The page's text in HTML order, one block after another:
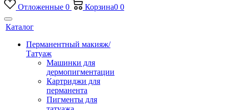
Отложенные 0 Корзина0 0
Каталог
Перманентный макияж/
Татуаж
Машинки для
дермопигментации
Картриджи для
перманента
Пигменты для